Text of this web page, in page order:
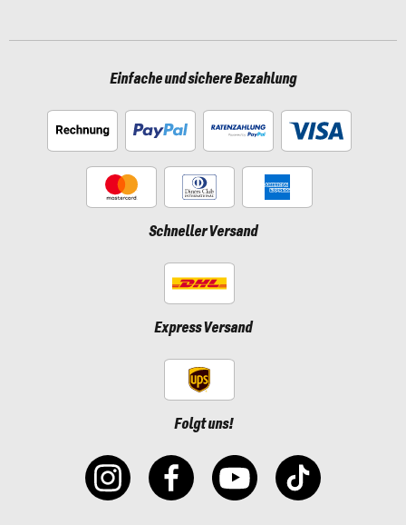
Einfache und sichere Bezahlung
Schneller Versand
Express Versand
Folgt uns!